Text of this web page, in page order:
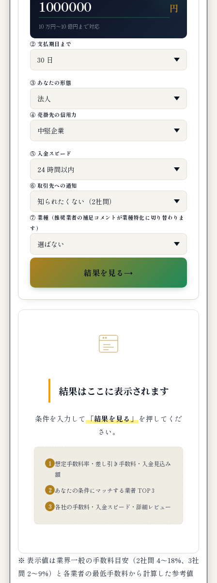
円
10 万円〜10 億円まで対応
② 支払期日まで
③ あなたの形態
④ 売掛先の信用力
⑤ 入金スピード
⑥ 取引先への通知
⑦ 業種（推奨業者の補足コメントが業種特化に切り替わりま
す）
結果を見る→
結果はここに表示されます
条件を入力して「結果を見る」を押してくだ
さい。
1
想定手数料率・差し引き手数料・入金見込み
額
2 あなたの条件にマッチする業者 TOP 3
3 各社の手数料・入金スピード・詳細レビュー
※ 表示値は業界一般の手数料目安（2社間 4〜18%、3社
間 2〜9%）と各業者の最低手数料から計算した参考値